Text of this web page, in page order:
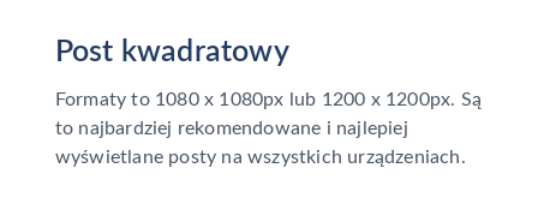
Post kwadratowy
Formaty to 1080 x 1080px lub 1200 x 1200px. Są
to najbardziej rekomendowane i najlepiej
wyświetlane posty na wszystkich urządzeniach.